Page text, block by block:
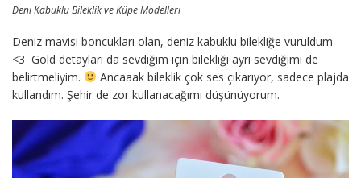
Deni Kabuklu Bileklik ve Küpe Modelleri
Deniz mavisi boncukları olan, deniz kabuklu bilekliğe vuruldum
<3 Gold detayları da sevdiğim için bilekliği ayrı sevdiğimi de
belirtmeliyim.
Ancaaak bileklik çok ses çıkarıyor, sadece plajda
kullandım. Şehir de zor kullanacağımı düşünüyorum.